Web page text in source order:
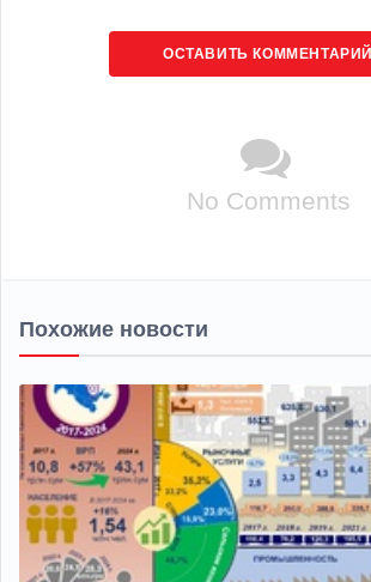
ОСТАВИТЬ КОММЕНТАРИЙ
No Comments
Похожие новости